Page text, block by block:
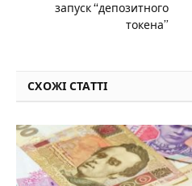
запуск “депозитного
токена”
СХОЖІ СТАТТІ